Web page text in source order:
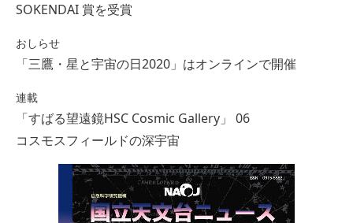
SOKENDAI 賞を受賞
おしらせ
「三鷹・星と宇宙の日2020」はオンラインで開催
連載
「すばる望遠鏡HSC Cosmic Gallery」 06
コスモスフィールドの深宇宙